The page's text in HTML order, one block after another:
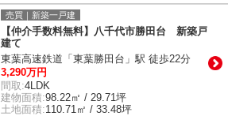
売買｜新築一戸建
【仲介手数料無料】八千代市勝田台 新築戸
建て
東葉高速鉄道「東葉勝田台」駅 徒歩22分
3,290万円
間取:4LDK
建物面積:98.22㎡ / 29.71坪
土地面積:110.71㎡ / 33.48坪